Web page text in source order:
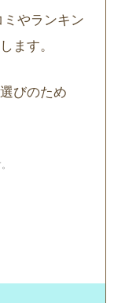
ミやランキン
ます。
びのため